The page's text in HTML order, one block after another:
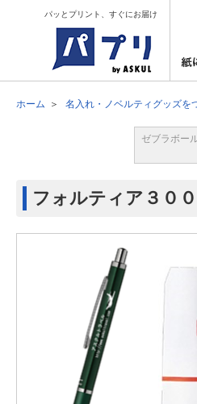
パッとプリント、すぐにお届け
ホーム 名入れ・ノベルティグッズを
ゼブラボー
フォルティア３